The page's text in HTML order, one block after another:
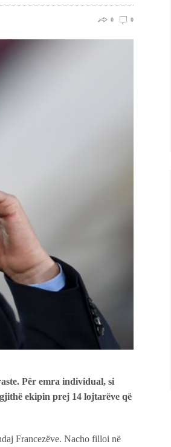
0 0
Për emra individual, si
ekipin prej 14 lojtarëve që
Francezëve. Nacho filloi në